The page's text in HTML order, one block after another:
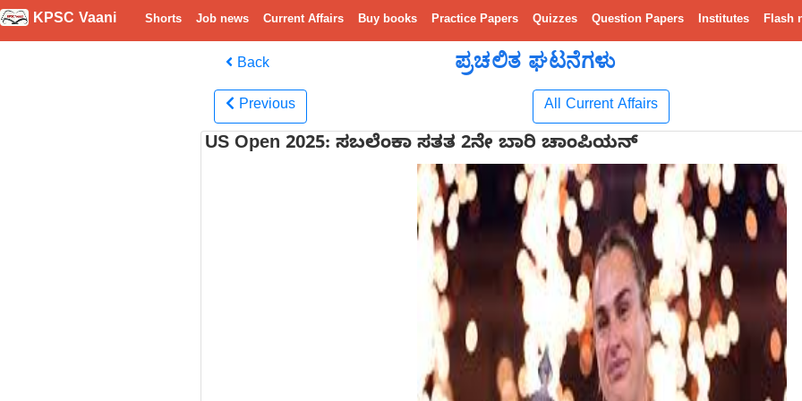
KPSC Vaani Shorts Job news Current Affairs Buy books Practice Papers Quizzes Question Papers Institutes Flash
Back ಪ್ರಚಲಿತ ಘಟನೆಗಳು
Previous All Current Affairs
US Open 2025: ಸಬಲೆಂಕಾ ಸತತ 2ನೇ ಬಾರಿ ಚಾಂಪಿಯನ್